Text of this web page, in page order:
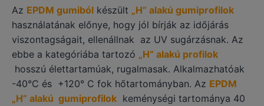
Az EPDM gumiból készült „H” alakú gumiprofilok
használatának előnye, hogy jól bírják az időjárás
viszontagságait, ellenállnak az UV sugárzásnak. Az
ebbe a kategóriába tartozó „H” alakú profilok
hosszú élettartamúak, rugalmasak. Alkalmazhatóak
-40°C és +120° C fok hőtartományban. Az EPDM
„H” alakú gumiprofilok keménységi tartománya 40